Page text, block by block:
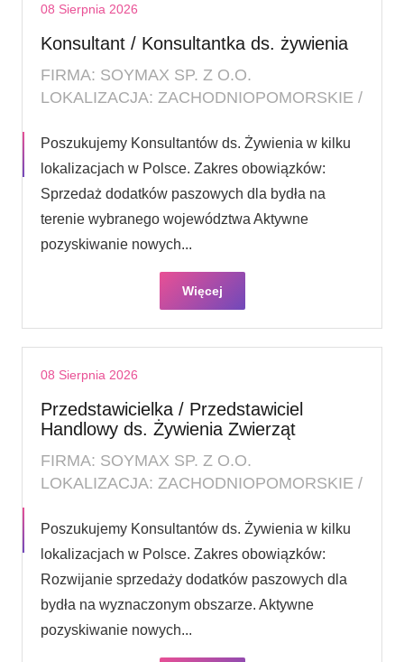
08 Sierpnia 2026
Konsultant / Konsultantka ds. żywienia
FIRMA: SOYMAX SP. Z O.O.
LOKALIZACJA: ZACHODNIOPOMORSKIE /
Poszukujemy Konsultantów ds. Żywienia w kilku
lokalizacjach w Polsce. Zakres obowiązków:
Sprzedaż dodatków paszowych dla bydła na
terenie wybranego województwa Aktywne
pozyskiwanie nowych...
Więcej
08 Sierpnia 2026
Przedstawicielka / Przedstawiciel
Handlowy ds. Żywienia Zwierząt
FIRMA: SOYMAX SP. Z O.O.
LOKALIZACJA: ZACHODNIOPOMORSKIE /
Poszukujemy Konsultantów ds. Żywienia w kilku
lokalizacjach w Polsce. Zakres obowiązków:
Rozwijanie sprzedaży dodatków paszowych dla
bydła na wyznaczonym obszarze. Aktywne
pozyskiwanie nowych...